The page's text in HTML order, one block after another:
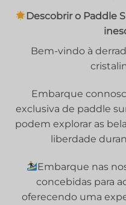
Descobrir o Paddle
Bem-vindo à
Embarque
exclusiva de paddle
podem explorar as
liberdade
Embarque nas
concebidas para
oferecendo uma